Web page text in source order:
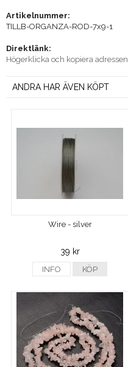
Artikelnummer:
TILLB-ORGANZA-ROD-7x9-1
Direktlänk:
Högerklicka och kopiera adressen
ANDRA HAR ÄVEN KÖPT
Wire - silver
39 kr
INFO KÖP